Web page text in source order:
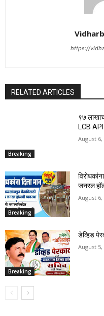
https://
RELATED ARTICLES
Breaking
९७
LCB API
August 6,
Breaking
जनरल
August 6,
Breaking
डेव्हिड
August 5,